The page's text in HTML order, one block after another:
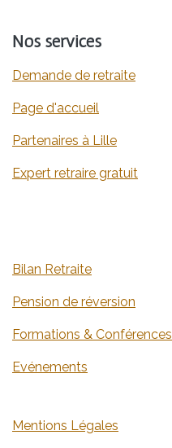
Nos services
Demande de retraite
​​​​​​​​​​​​​​​​​​​​​​​​​​​​​​​​​​​​Page d'accueil
​​​​​​​​​​​​​​​​​​​​​​​​​​​​​​​​Partenaires à Lille
Expert retraire gratuit
​​​​​​​​B​i​lan​ ​R​e​tr​a​ite
​​​​​​​​​​​​​​​​​​​​​​​​​​​​​​​​​​​​P​e​nsion de réversi​o​n
​​​​​​​​​​​​​​​​​​​​​​​​​​​​​​​​​F​orm​atio​n​s​ ​&​ ​C​on​fé​re​nce​s
​​​​​​​​​​​​​​​​​​​​​​​​​​​​​​​​​​​​​​​​​​​​​​E​v​é​n​e​me​nt​s
M​en​tions ​L​é​g​a​les